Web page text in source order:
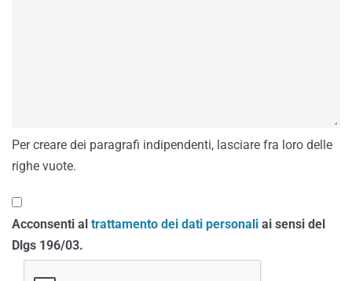
Per creare dei paragrafi indipendenti, lasciare fra loro delle
righe vuote.
Acconsenti al trattamento dei dati personali ai sensi del
Dlgs 196/03.